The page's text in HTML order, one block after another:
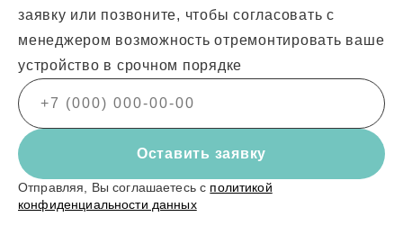
заявку или позвоните, чтобы согласовать с
менеджером возможность отремонтировать ваше
устройство в срочном порядке
Оставить заявку
Отправляя, Вы соглашаетесь с политикой
конфиденциальности данных